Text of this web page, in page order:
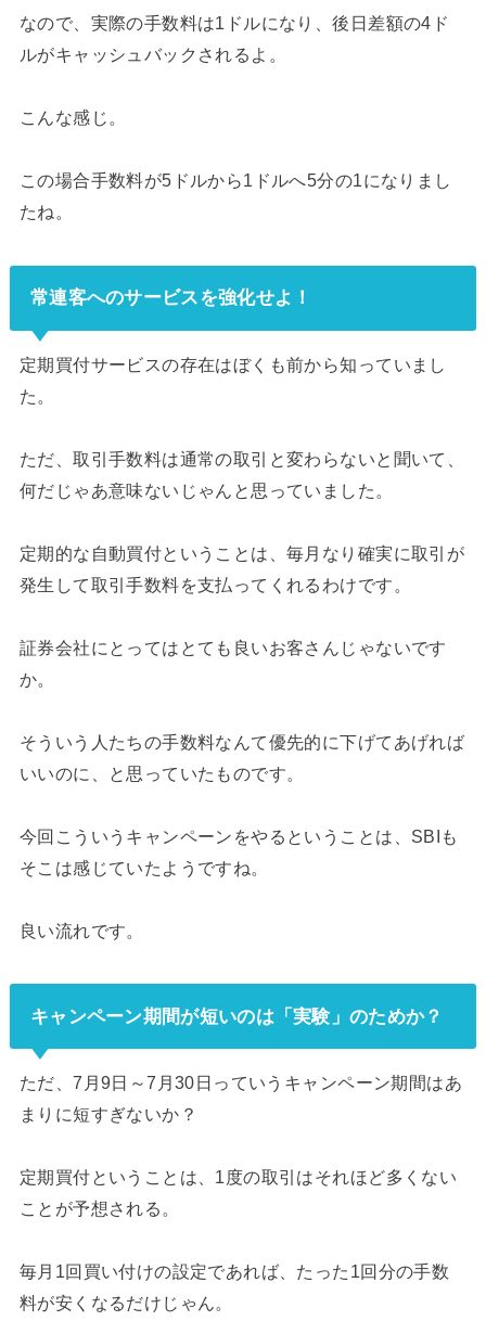
なので、実際の手数料は1ドルになり、後日差額の4ド
ルがキャッシュバックされるよ。
こんな感じ。
この場合手数料が5ドルから1ドルへ5分の1になりまし
たね。
常連客へのサービスを強化せよ！
定期買付サービスの存在はぼくも前から知っていまし
た。
ただ、取引手数料は通常の取引と変わらないと聞いて、
何だじゃあ意味ないじゃんと思っていました。
定期的な自動買付ということは、毎月なり確実に取引が
発生して取引手数料を支払ってくれるわけです。
証券会社にとってはとても良いお客さんじゃないです
か。
そういう人たちの手数料なんて優先的に下げてあげれば
いいのに、と思っていたものです。
今回こういうキャンペーンをやるということは、SBIも
そこは感じていたようですね。
良い流れです。
キャンペーン期間が短いのは「実験」のためか？
ただ、7月9日～7月30日っていうキャンペーン期間はあ
まりに短すぎないか？
定期買付ということは、1度の取引はそれほど多くない
ことが予想される。
毎月1回買い付けの設定であれば、たった1回分の手数
料が安くなるだけじゃん。